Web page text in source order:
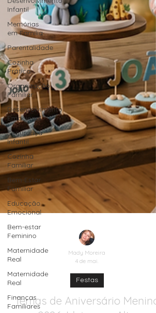
Infantil
Memórias
em Família
Parentalidade
Cozinha
Prática
Organização
Familiar
Desenvolvimento
Emocional
Segurança
Infantil
Cozinha
Familiar
Bem-Estar
Familiar
Educação
Emocional
Bem-estar
Feminino
Maternidade
Real
Maternidade
Real
Finanças
Familiares
Mady Moreira